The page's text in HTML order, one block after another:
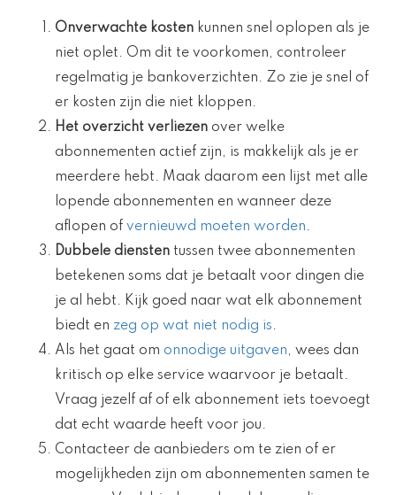
Onverwachte kosten kunnen snel oplopen als je
niet oplet. Om dit te voorkomen, controleer
regelmatig je bankoverzichten. Zo zie je snel of
er kosten zijn die niet kloppen.
Het overzicht verliezen over welke
abonnementen actief zijn, is makkelijk als je er
meerdere hebt. Maak daarom een lijst met alle
lopende abonnementen en wanneer deze
aflopen of vernieuwd moeten worden.
Dubbele diensten tussen twee abonnementen
betekenen soms dat je betaalt voor dingen die
je al hebt. Kijk goed naar wat elk abonnement
biedt en zeg op wat niet nodig is.
Als het gaat om onnodige uitgaven, wees dan
kritisch op elke service waarvoor je betaalt.
Vraag jezelf af of elk abonnement iets toevoegt
dat echt waarde heeft voor jou.
Contacteer de aanbieders om te zien of er
mogelijkheden zijn om abonnementen samen te